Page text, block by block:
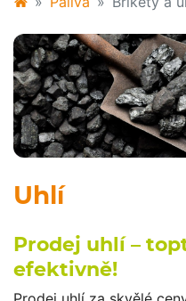
Uhlí
Prodej uhlí –
efektivně!